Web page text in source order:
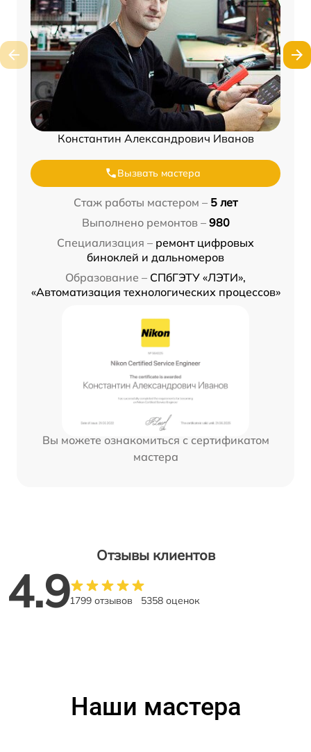
Константин Александрович Иванов
Вызвать мастера
Стаж работы мастером – 5 лет
Выполнено ремонтов – 980
Специализация – ремонт цифровых
биноклей и дальномеров
Образование – СПбГЭТУ «ЛЭТИ»,
«Автоматизация технологических процессов»
Вы можете ознакомиться с сертификатом
мастера
Отзывы клиентов
4.91799 отзывов 5358 оценок
Наши мастера